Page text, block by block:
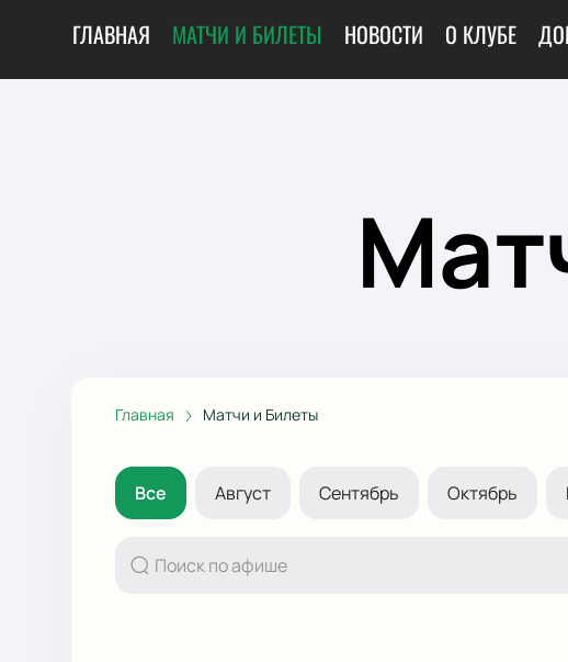
ГЛАВНАЯ МАТЧИ И БИЛЕТЫ НОВОСТИ О КЛУБЕ
Главная Матчи и Билеты
Все Август Сентябрь Октябрь